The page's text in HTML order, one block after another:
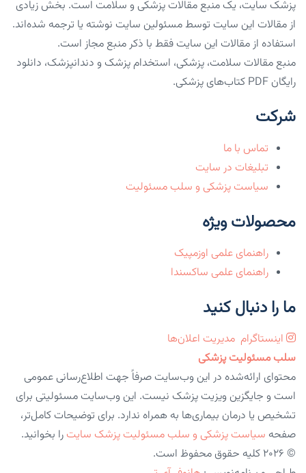
پزشک سایت، یک منبع مقالات پزشکی و سلامت است. بخش زیادی
از مقالات این سایت توسط مسئولین سایت نوشته یا ترجمه شده‌اند.
استفاده از مقالات این سایت فقط با ذکر منبع مجاز است.
منبع مقالات سلامت، پزشکی، استخدام پزشک و دندانپزشک، دانلود
رایگان PDF کتاب‌های پزشکی.
شرکت
تماس با ما
تبلیغات در سایت
سیاست پزشکی و سلب مسئولیت
محصولات ویژه
راهنمای علمی اوزمپیک
راهنمای علمی ساکسندا
ما را دنبال کنید
اینستاگرام مدیریت اعلان‌ها
سلب مسئولیت پزشکی
محتوای ارائه‌شده در این وب‌سایت صرفاً جهت اطلاع‌رسانی عمومی
است و جایگزین ویزیت پزشک نیست. این وب‌سایت مسئولیتی برای
تشخیص یا درمان بیماری‌ها به همراه ندارد. برای توضیحات کامل‌تر،
صفحه سیاست پزشکی و سلب مسئولیت پزشک سایت را بخوانید.
© 2026 کلیه حقوق محفوظ است.